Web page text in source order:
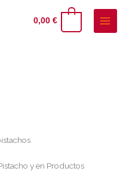
0,00€
y en Productos